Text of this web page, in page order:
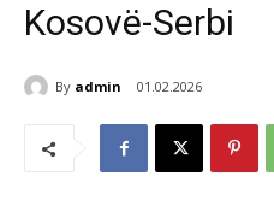
Kosovë-Serbi
By admin 01.02.2026